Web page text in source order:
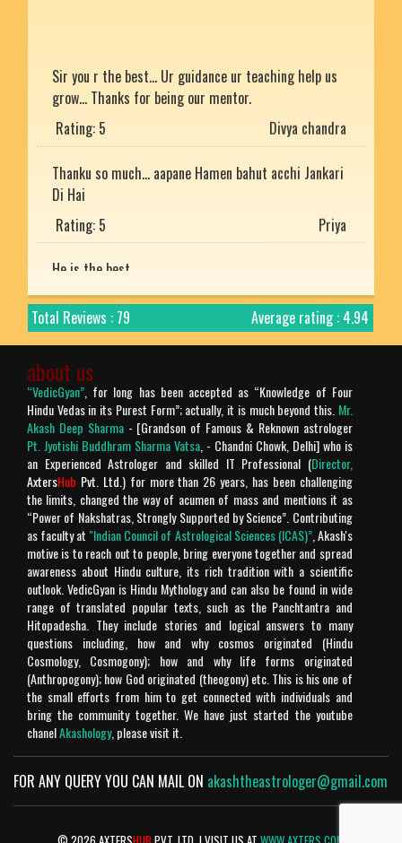
grow... Thanks for being our mentor.
Rating: 5
Thanku so much... aapane Hamen bahut acchi Jankari
Di Hai
Rating: 5
He is the best
Nice article with detailed explanation.
Prachtig verteld en zo mooi uitgelegd. Bharat desh
ki jay ho!
Rating: 5
Chandra Makhan
Is géén Vedische "mythologie" het is geschiedenis!
Verder is het geweldige site.
Rating: 4
Chandra Makhan
Enriched with spiritual knowledge , punctual and too
good to believe in today's fabricated world. A big fan
of Your's Jai Shree Ram
Rating: 5
Harsh Mahinder Vohra
Rating: 5
Meenu
He is the best
Rating: 5
Mukesh uniyal
Total Reviews : 79 Average rating : 4.94
about us
“VedicGyan” , for long has been accepted as “Knowledge of Four
Hindu Vedas in its Purest Form”; actually, it is much beyond this. Mr.
Akash Deep Sharma- [Grandson of Famous & Reknown astrologer
Pt. Jyotishi Buddhram Sharma Vatsa, - Chandni Chowk, Delhi] who is
an Experienced Astrologer and skilled IT Professional (Director,
AxtersHub Pvt. Ltd.) for more than 26 years, has been challenging
the limits, changed the way of acumen of mass and mentions it as
“Power of Nakshatras, Strongly Supported by Science”. Contributing
as faculty at "Indian Council of Astrological Sciences (ICAS)”, Akash's
motive is to reach out to people, bring everyone together and spread
awareness about Hindu culture, its rich tradition with a scientific
outlook. VedicGyan is Hindu Mythology and can also be found in wide
range of translated popular texts, such as the Panchtantra and
Hitopadesha. They include stories and logical answers to many
questions including, how and why cosmos originated (Hindu
Cosmology, Cosmogony); how and why life forms originated
(Anthropogony); how God originated (theogony) etc. This is his one of
the small efforts from him to get connected with individuals and
bring the community together. We have just started the youtube
chanelAkashology, please visit it.
FOR ANY QUERY YOU CAN MAIL ON akashtheastrologer@gmail.com